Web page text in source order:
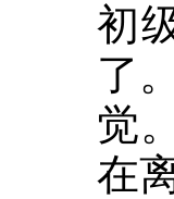
初
了
觉
在